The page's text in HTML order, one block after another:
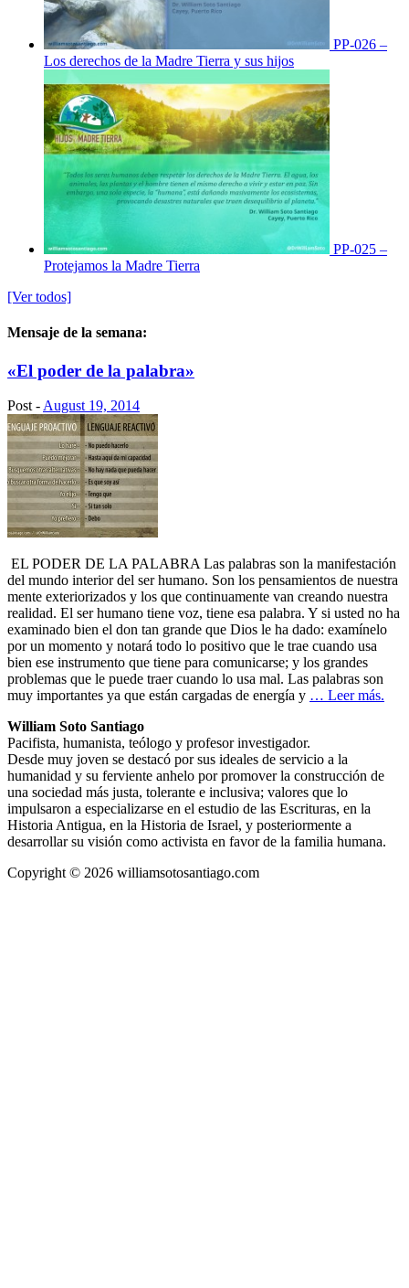
PP-026 –
Los derechos de la Madre Tierra y sus hijos
PP-025 –
Protejamos la Madre Tierra
[Ver todos]
Mensaje de la semana:
«El poder de la palabra»
Post -August 19, 2014
EL PODER DE LA PALABRA Las palabras son la manifestación
del mundo interior del ser humano. Son los pensamientos de nuestra
mente exteriorizados y los que continuamente van creando nuestra
realidad. El ser humano tiene voz, tiene esa palabra. Y si usted no ha
examinado bien el don tan grande que Dios le ha dado: examínelo
por un momento y notará todo lo positivo que le trae cuando usa
bien ese instrumento que tiene para comunicarse; y los grandes
problemas que le puede traer cuando lo usa mal. Las palabras son
muy importantes ya que están cargadas de energía y … Leer más.
William Soto Santiago
Pacifista, humanista, teólogo y profesor investigador.
Desde muy joven se destacó por sus ideales de servicio a la
humanidad y su ferviente anhelo por promover la construcción de
una sociedad más justa, tolerante e inclusiva; valores que lo
impulsaron a especializarse en el estudio de las Escrituras, en la
Historia Antigua, en la Historia de Israel, y posteriormente a
desarrollar su visión como activista en favor de la familia humana.
Copyright © 2026 williamsotosantiago.com